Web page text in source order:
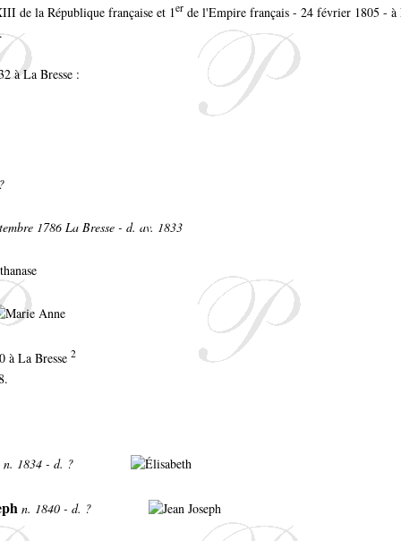
de la République française et 1er de l'Empire français - 24 février 1805 - à
à La Bresse :
1786 La Bresse - d. av. 1833
à La Bresse 2
n. 1834 - d. ?
n. 1840 - d. ?